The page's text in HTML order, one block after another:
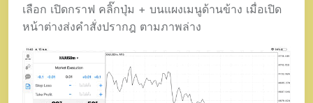
เลือก เปิดกราฟ คลิ๊กปุ่ม + บนแผงเมนูด้านข้าง เมื่อเปิด
หน้าต่างส่งคำสั่งปรากฎ ตามภาพล่าง